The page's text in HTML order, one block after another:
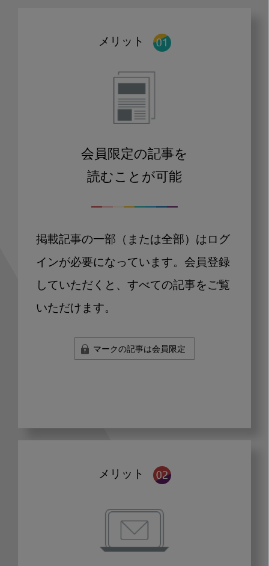
メリット
会員限定の記事を
読むことが可能
掲載記事の一部（または全部）はログ
インが必要になっています。会員登録
していただくと、すべての記事をご覧
いただけます。
マークの記事は会員限定
メリット